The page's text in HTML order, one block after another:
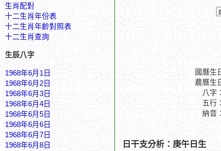
生肖配對
十二生肖年份表
十二生肖年齡對照表
十二生肖查詢
生辰八字
1968年6月1日
1968年6月2日
1968年6月3日
1968年6月4日
1968年6月5日
1968年6月6日
1968年6月7日
1968年6月8日
國曆生
農曆生
八字
五行
納音
日干支分析：庚午日生